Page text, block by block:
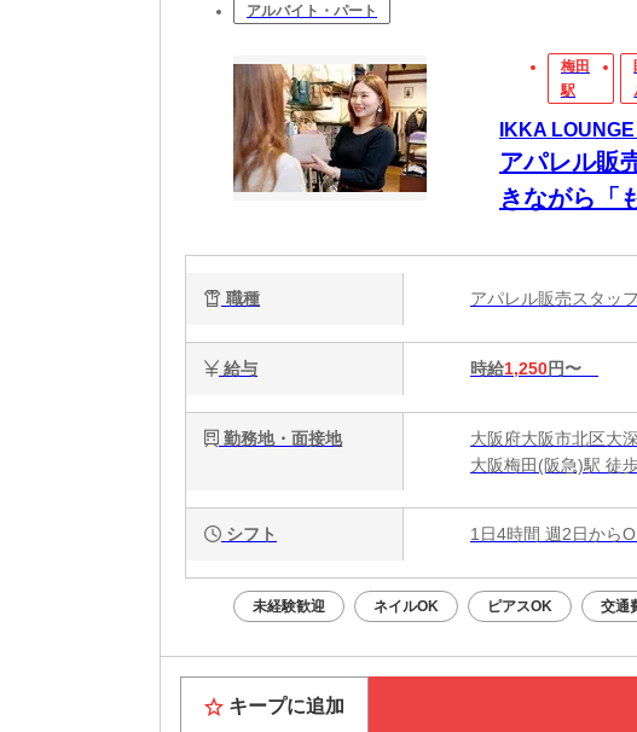
アルバイト・パート
梅田
駅
IKKA
アパレル販
きながら「
職種 アパレル販売スタッ
給与 時給1,250円〜
勤務地・面接地
大阪府大阪市北区大
大阪梅田(阪急)駅 徒
シフト 1日4時間 週2日から
未経験歓迎 ネイルOK ピアスOK 交通
キープに追加